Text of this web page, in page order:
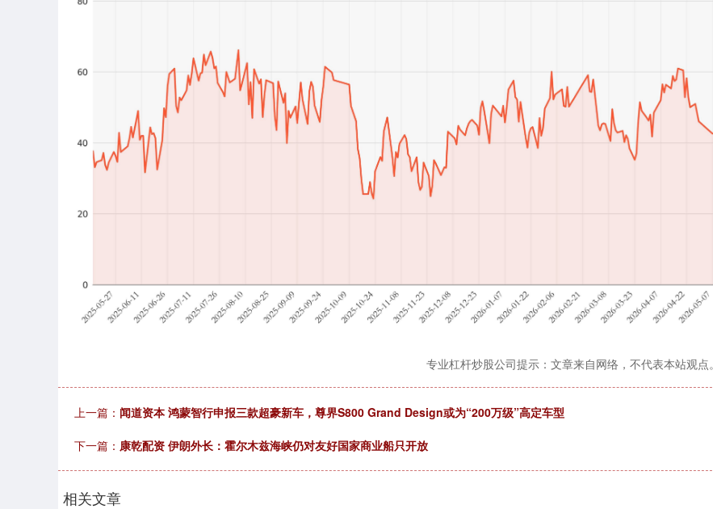
专业杠杆炒股公司提示：文章来自网络，不代表本站观点。
上一篇： 闻道资本 鸿蒙智行申报三款超豪新车，尊界S800 Grand Design或为“200万级”高定车型
下一篇： 康乾配资 伊朗外长：霍尔木兹海峡仍对友好国家商业船只开放
相关文章